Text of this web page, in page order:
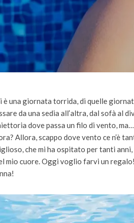
è una giornata torrida, di quelle
da una sedia all’altra, dal sofà al
dove passa un filo di vento,
Allora, scappo dove vento ce n’è
che mi ha ospitato per tanti
mio cuore. Oggi voglio farvi un